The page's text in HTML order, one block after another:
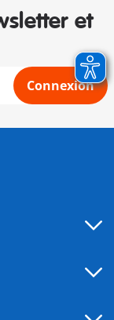
et
Connexion